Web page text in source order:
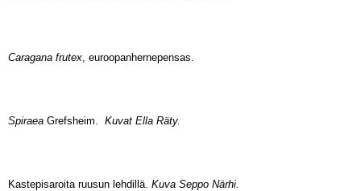
Caragana frutex, euroopanhernepensas.
Spiraea Grefsheim. Kuvat Ella Räty.
Kastepisaroita ruusun lehdillä. Kuva Seppo Närhi.